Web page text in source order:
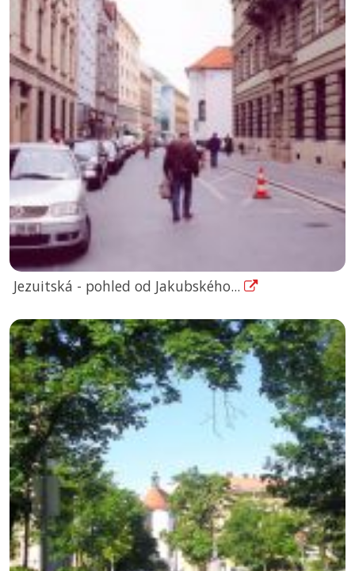
Jezuitská - pohled od Jakubského...